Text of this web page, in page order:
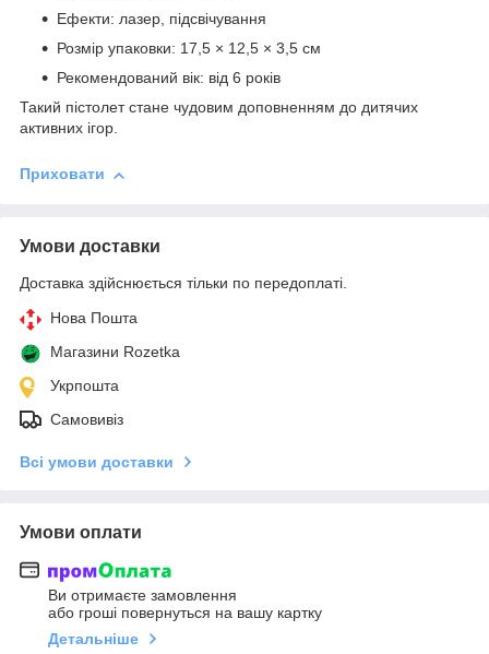
Ефекти: лазер, підсвічування
Розмір упаковки: 17,5 × 12,5 × 3,5 см
Рекомендований вік: від 6 років
Такий пістолет стане чудовим доповненням до дитячих
активних ігор.
Приховати
Умови доставки
Доставка здійснюється тільки по передоплаті.
Нова Пошта
Магазини Rozetka
Укрпошта
Самовивіз
Всі умови доставки
Умови оплати
Ви отримаєте замовлення
або гроші повернуться на вашу картку
Детальніше